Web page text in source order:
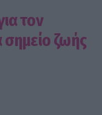
τον
ζωής